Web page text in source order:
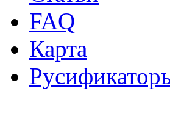
FAQ
Карта